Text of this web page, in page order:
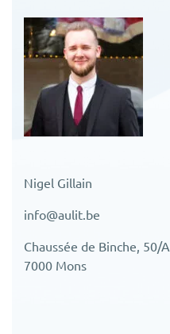
Nigel Gillain
info@aulit.be
Chaussée de Binche, 50/A
7000 Mons